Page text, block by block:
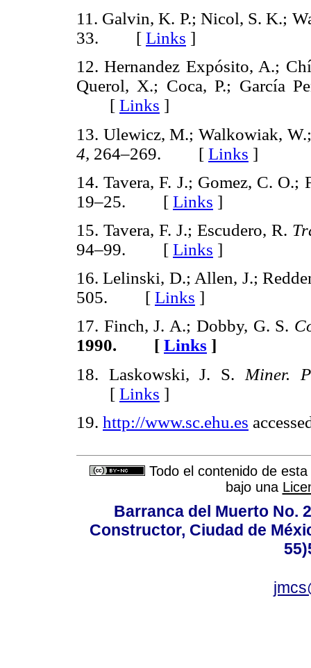
11. Galvin, K. P.; Nicol, S. K.;
33. [ Links ]
12. Hernandez Expósito, A.;
Querol, X.; Coca, P.; García
[ Links ]
13. Ulewicz, M.; Walkowiak,
4, 264–269. [ Links ]
14. Tavera, F. J.; Gomez, C.
19–25. [ Links ]
15. Tavera, F. J.; Escudero, R.
94–99. [ Links ]
16. Lelinski, D.; Allen, J.;
505. [ Links ]
17. Finch, J. A.; Dobby, G. S.
1990. [ Links ]
18. Laskowski, J. S. Miner.
[ Links ]
19. http://www.sc.ehu.es
Todo el contenido de
bajo una
Barranca del Muerto No.
Constructor, Ciudad de